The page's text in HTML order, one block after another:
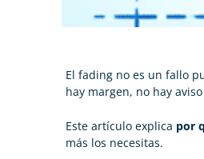
El fading no es un fallo
hay margen, no hay
Este artículo explica por
más los necesitas.